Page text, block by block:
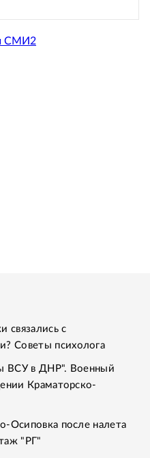
СМИ2
связались с
Советы психолога
ВСУ в ДНР". Военный
Краматорско-
Осиповка после налета
"РГ"